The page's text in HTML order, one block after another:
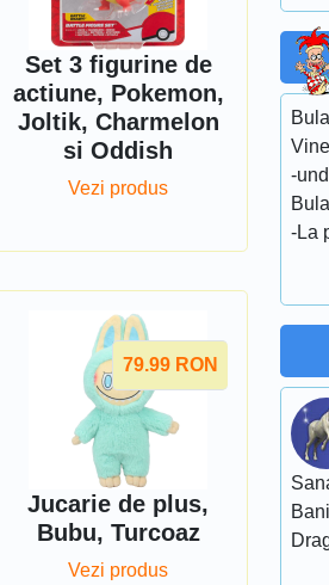
Set 3 figurine de
actiune, Pokemon,
Joltik, Charmelon
si Oddish
Vezi produs
79.99 RON
Jucarie de plus,
Bubu, Turcoaz
Vezi produs
-
-La